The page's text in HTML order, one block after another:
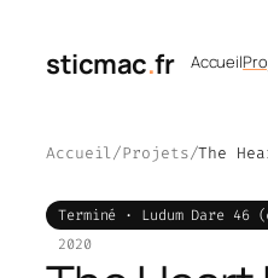
sticmac.fr Accueil
Accueil Projets The
Terminé · Ludum Dare 46
2020